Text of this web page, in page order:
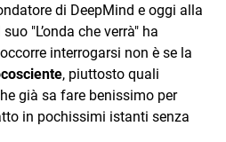
di DeepMind e oggi alla
"L’onda che verrà" ha
interrogarsi non è se la
, piuttosto quali
già sa fare benissimo per
in pochissimi istanti senza